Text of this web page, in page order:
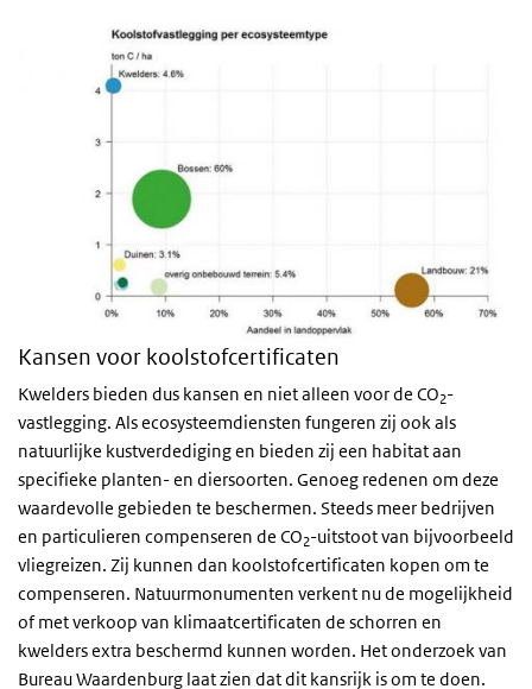
Kansen voor koolstofcertificaten
Kwelders bieden dus kansen en niet alleen voor de CO2-
vastlegging. Als ecosysteemdiensten fungeren zij ook als
natuurlijke kustverdediging en bieden zij een habitat aan
specifieke planten- en diersoorten. Genoeg redenen om deze
waardevolle gebieden te beschermen. Steeds meer bedrijven
en particulieren compenseren de CO2-uitstoot van bijvoorbeeld
vliegreizen. Zij kunnen dan koolstofcertificaten kopen om te
compenseren. Natuurmonumenten verkent nu de mogelijkheid
of met verkoop van klimaatcertificaten de schorren en
kwelders extra beschermd kunnen worden. Het onderzoek van
Bureau Waardenburg laat zien dat dit kansrijk is om te doen.